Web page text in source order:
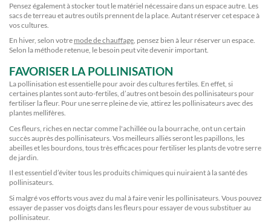
Pensez également à stocker tout le matériel nécessaire dans un espace autre. Les
sacs de terreau et autres outils prennent de la place. Autant réserver cet espace à
vos cultures.
En hiver, selon votre mode de chauffage, pensez bien à leur réserver un espace.
Selon la méthode retenue, le besoin peut vite devenir important.
FAVORISER LA POLLINISATION
La pollinisation est essentielle pour avoir des cultures fertiles. En effet, si
certaines plantes sont auto-fertiles, d’autres ont besoin des pollinisateurs pour
fertiliser la fleur. Pour une serre pleine de vie, attirez les pollinisateurs avec des
plantes mellifères.
Ces fleurs, riches en nectar comme l'achillée ou la bourrache, ont un certain
succès auprès des pollinisateurs. Vos meilleurs alliés seront les papillons, les
abeilles et les bourdons, tous très efficaces pour fertiliser les plants de votre serre
de jardin.
Il est essentiel d’éviter tous les produits chimiques qui nuiraient à la santé des
pollinisateurs.
Si malgré vos efforts vous avez du mal à faire venir les pollinisateurs. Vous pouvez
essayer de passer vos doigts dans les fleurs pour essayer de vous substituer au
pollinisateur.